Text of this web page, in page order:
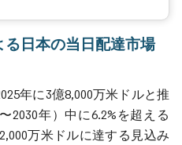
日本の当日配達市場
年に3億8,000万米ドルと推
2030年）中に6.2%を超える
万米ドルに達する見込み